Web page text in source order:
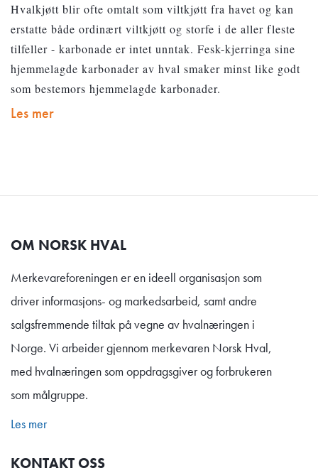
Hvalkjøtt blir ofte omtalt som viltkjøtt fra havet og kan
erstatte både ordinært viltkjøtt og storfe i de aller fleste
tilfeller - karbonade er intet unntak. Fesk-kjerringa sine
hjemmelagde karbonader av hval smaker minst like godt
som bestemors hjemmelagde karbonader.
Les mer
OM NORSK HVAL
Merkevareforeningen er en ideell organisasjon som
driver informasjons- og markedsarbeid, samt andre
salgsfremmende tiltak på vegne av hvalnæringen i
Norge. Vi arbeider gjennom merkevaren Norsk Hval,
med hvalnæringen som oppdragsgiver og forbrukeren
som målgruppe.
Les mer
KONTAKT OSS